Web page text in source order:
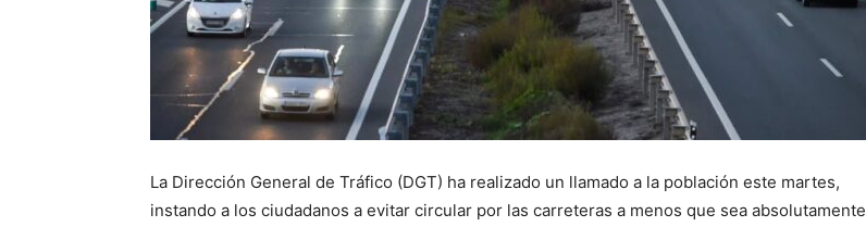
La Dirección General de Tráfico (DGT) ha realizado un llamado a la población este martes,
instando a los ciudadanos a evitar circular por las carreteras a menos que sea absolutamente